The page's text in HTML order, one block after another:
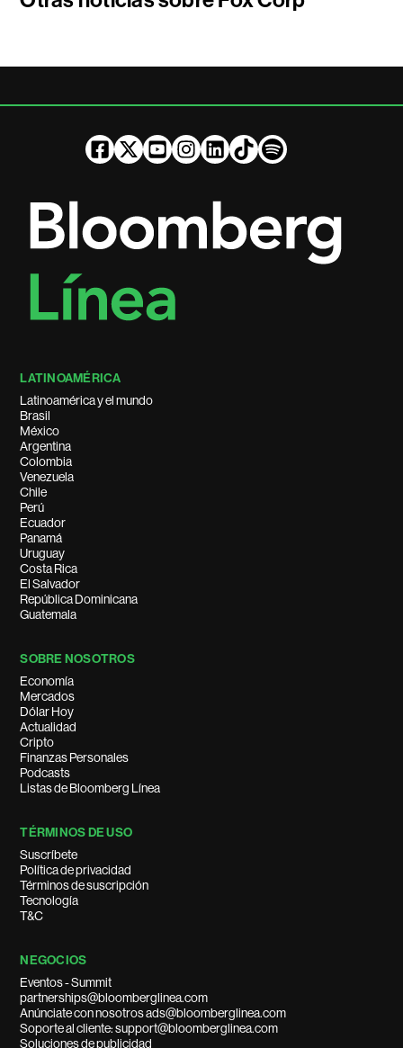
LATINOAMÉRICA
Latinoamérica y el mundo
Brasil
México
Argentina
Colombia
Venezuela
Chile
Perú
Ecuador
Panamá
Uruguay
Costa Rica
El Salvador
República Dominicana
Guatemala
SOBRE NOSOTROS
Economía
Mercados
Dólar Hoy
Actualidad
Cripto
Finanzas Personales
Podcasts
Listas de Bloomberg Línea
TÉRMINOS DE USO
Suscríbete
Política de privacidad
Términos de suscripción
Tecnología
T&C
NEGOCIOS
Eventos - Summit
partnerships@bloomberglinea.com
Anúnciate con nosotros ads@bloomberglinea.com
Soporte al cliente: support@bloomberglinea.com
Soluciones de publicidad